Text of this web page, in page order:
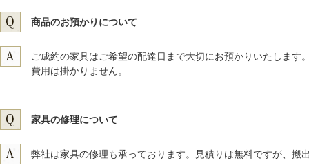
商品のお預かりについて
ご成約の家具はご希望の配達日まで大切にお預かりいたします
費用は掛かりません。
家具の修理について
弊社は家具の修理も承っております。見積りは無料ですが、